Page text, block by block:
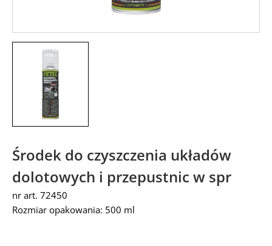
Środek do czyszczenia układów
dolotowych i przepustnic w spr
nr art. 72450
Rozmiar opakowania: 500 ml